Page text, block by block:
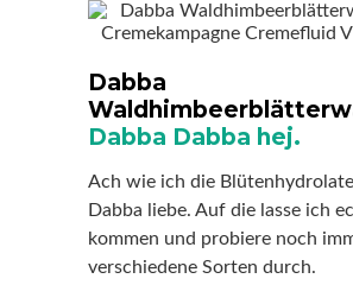
Dabba
Dabba Dabba hej.
Ach wie ich die
Dabba liebe. Auf die lasse ich
kommen und probiere noch
verschiedene Sorten durch.